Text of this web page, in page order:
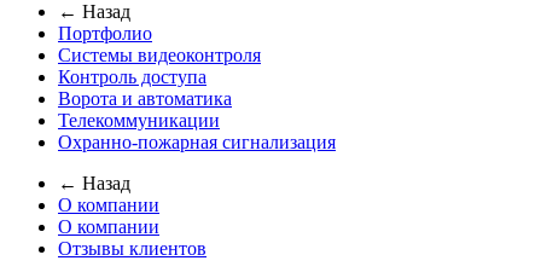
← Назад
Портфолио
Системы видеоконтроля
Контроль доступа
Ворота и автоматика
Телекоммуникации
Охранно-пожарная сигнализация
← Назад
О компании
О компании
Отзывы клиентов